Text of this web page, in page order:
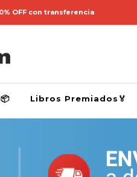
OFF con transferencia
Libros Premiados🏅